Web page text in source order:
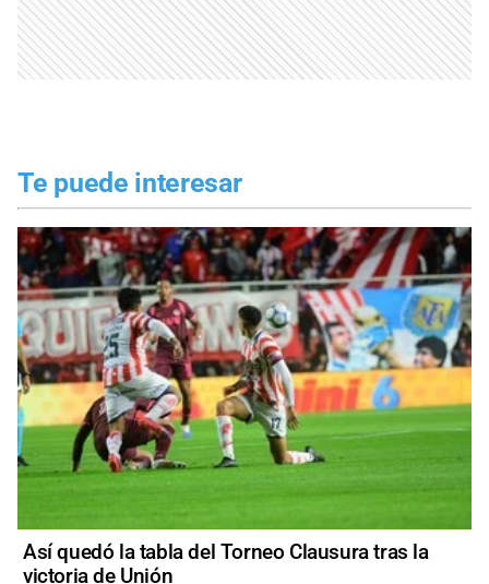
Te puede interesar
Así quedó la tabla del Torneo Clausura tras la
victoria de Unión